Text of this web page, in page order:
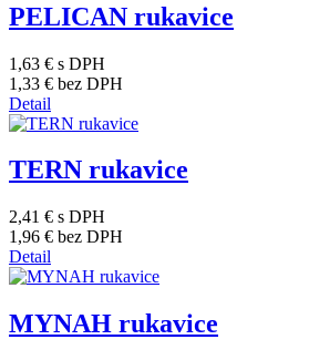
PELICAN rukavice
1,63 € s DPH
1,33 € bez DPH
Detail
TERN rukavice
2,41 € s DPH
1,96 € bez DPH
Detail
MYNAH rukavice